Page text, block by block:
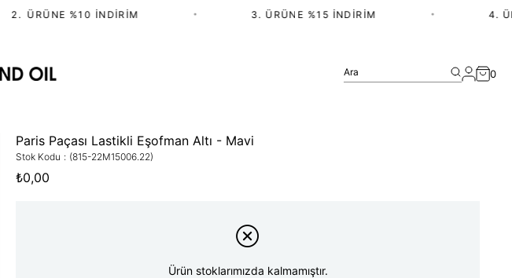
2.⁠ ⁠ÜRÜNE %10 İNDIRIM 3. ÜRÜNE %15 İNDIRIM 4.
Ara 0
Paris Paçası Lastikli Eşofman Altı - Mavi
Stok Kodu (815-22M15006.22)
₺0,00
Ürün stoklarımızda kalmamıştır.